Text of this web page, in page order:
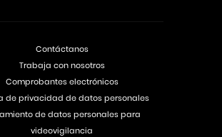
Contáctanos
Trabaja con nosotros
Comprobantes electrónicos
de privacidad de datos personales
de datos personales para
videovigilancia